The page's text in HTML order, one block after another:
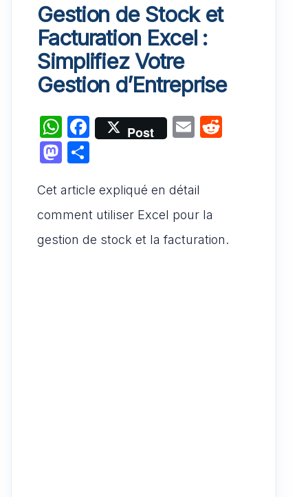
Gestion de Stock et
Facturation Excel :
Simplifiez Votre
Gestion d’Entreprise
W
h
at
s
A
p
F
a
e
b
o
Post
E
l
M
st
o
d
ta
g
er
Cet article expliqué en détail
comment utiliser Excel pour la
gestion de stock et la facturation.